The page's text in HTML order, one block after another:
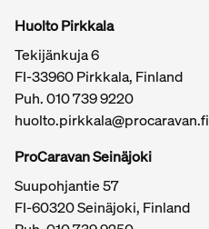
Huolto Pirkkala
Tekijänkuja 6
FI-33960 Pirkkala, Finland
Puh.010 739 9220
huolto.pirkkala@procaravan.fi
ProCaravan Seinäjoki
Suupohjantie 57
FI-60320 Seinäjoki, Finland